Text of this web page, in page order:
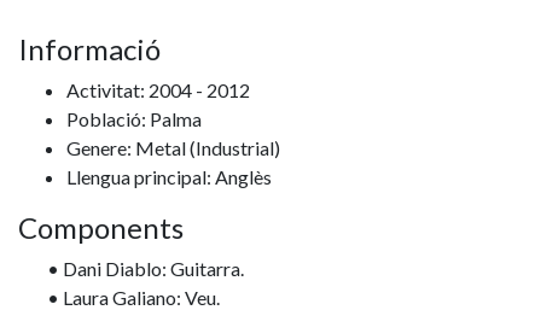
Informació
Activitat: 2004 - 2012
Població: Palma
Genere: Metal(Industrial)
Llengua principal: Anglès
Components
• Dani Diablo: Guitarra.
• Laura Galiano: Veu.